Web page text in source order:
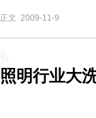
正文 2009-11-9
照明行业大